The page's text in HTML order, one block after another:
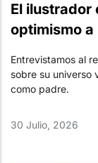
El ilustrador
optimismo
Entrevistamos al
sobre su universo
como padre.
30 Julio, 2026